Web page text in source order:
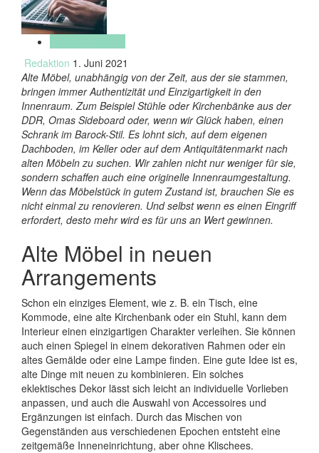
Redaktion 1. Juni 2021
Alte Möbel, unabhängig von der Zeit, aus der sie stammen,
bringen immer Authentizität und Einzigartigkeit in den
Innenraum. Zum Beispiel Stühle oder Kirchenbänke aus der
DDR, Omas Sideboard oder, wenn wir Glück haben, einen
Schrank im Barock-Stil. Es lohnt sich, auf dem eigenen
Dachboden, im Keller oder auf dem Antiquitätenmarkt nach
alten Möbeln zu suchen. Wir zahlen nicht nur weniger für sie,
sondern schaffen auch eine originelle Innenraumgestaltung.
Wenn das Möbelstück in gutem Zustand ist, brauchen Sie es
nicht einmal zu renovieren. Und selbst wenn es einen Eingriff
erfordert, desto mehr wird es für uns an Wert gewinnen.
Alte Möbel in neuen
Arrangements
Schon ein einziges Element, wie z. B. ein Tisch, eine
Kommode, eine alte Kirchenbank oder ein Stuhl, kann dem
Interieur einen einzigartigen Charakter verleihen. Sie können
auch einen Spiegel in einem dekorativen Rahmen oder ein
altes Gemälde oder eine Lampe finden. Eine gute Idee ist es,
alte Dinge mit neuen zu kombinieren. Ein solches
eklektisches Dekor lässt sich leicht an individuelle Vorlieben
anpassen, und auch die Auswahl von Accessoires und
Ergänzungen ist einfach. Durch das Mischen von
Gegenständen aus verschiedenen Epochen entsteht eine
zeitgemäße Inneneinrichtung, aber ohne Klischees.